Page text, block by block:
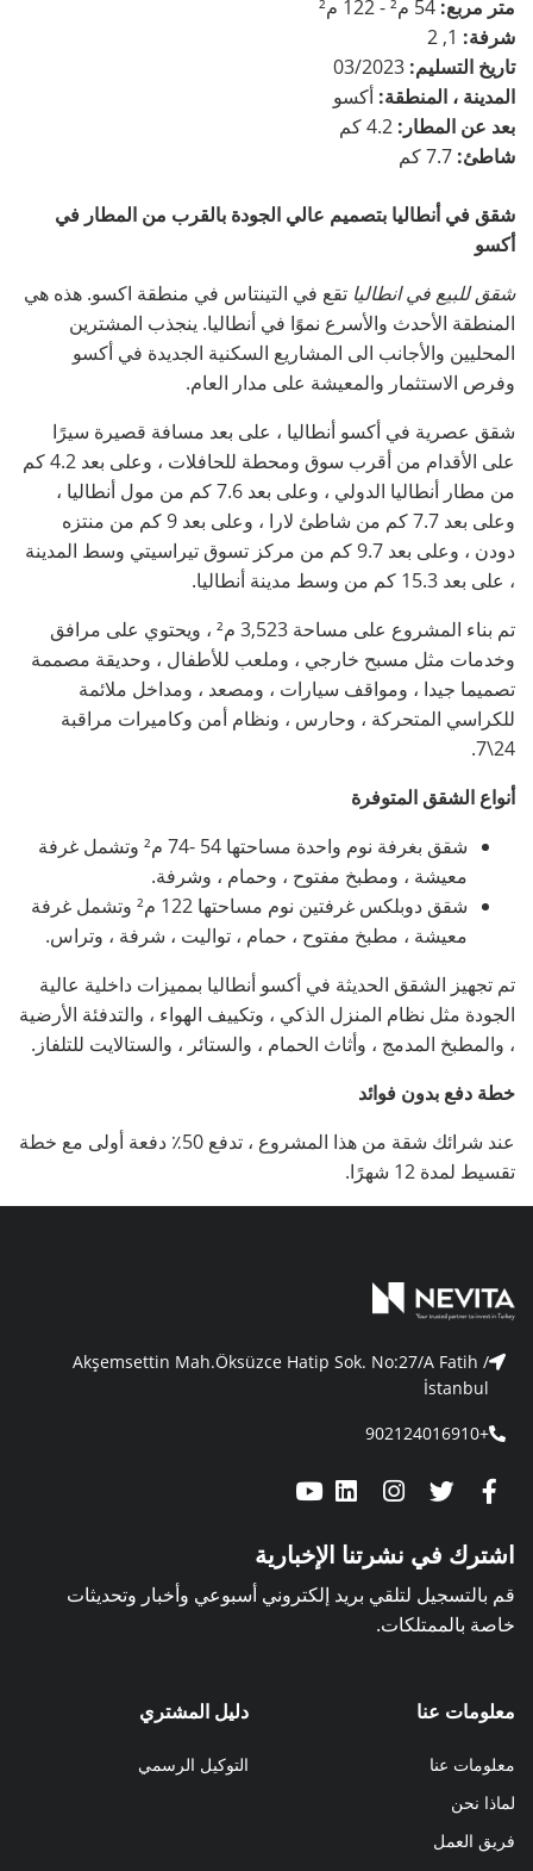
متر مربع: 54 م² - 122 م²
شرفة: 1, 2
تاريخ التسليم:
المدينة ، المنطقة: أكسو
بعد عن المطار:
شاطئ:
شقق في أنطاليا بتصميم عالي الجودة بالقرب من المطار في
أكسو
شقق للبيع في انطاليا تقع في التينتاس في منطقة اكسو. هذه هي
المنطقة الأحدث والأسرع نموًا في أنطاليا. ينجذب المشترين
المحليين والأجانب الى المشاريع السكنية الجديدة في أكسو
وفرص الاستثمار والمعيشة على مدار العام.
شقق عصرية في أكسو أنطاليا ، على بعد مسافة قصيرة سيرًا
على الأقدام من أقرب سوق ومحطة للحافلات ، وعلى بعد 4.2 كم
من مطار أنطاليا الدولي ، وعلى بعد 7.6 كم من مول أنطاليا ،
وعلى بعد 7.7 كم من شاطئ لارا ، وعلى بعد 9 كم من منتزه
دودن ، وعلى بعد 9.7 كم من مركز تسوق تيراسيتي وسط المدينة
، على بعد 15.3 كم من وسط مدينة أنطاليا.
تم بناء المشروع على مساحة 3,523 م² ، ويحتوي على مرافق
وخدمات مثل مسبح خارجي ، وملعب للأطفال ، وحديقة مصممة
تصميما جيدا ، ومواقف سيارات ، ومصعد ، ومداخل ملائمة
للكراسي المتحركة ، وحارس ، ونظام أمن وكاميرات مراقبة
24\7.
أنواع الشقق المتوفرة
شقق بغرفة نوم واحدة مساحتها 54 -74 م² وتشمل غرفة
معيشة ، ومطبخ مفتوح ، وحمام ، وشرفة.
شقق دوبلكس غرفتين نوم مساحتها 122 م² وتشمل غرفة
معيشة ، مطبخ مفتوح ، حمام ، تواليت ، شرفة ، وتراس.
تم تجهيز الشقق الحديثة في أكسو أنطاليا بمميزات داخلية عالية
الجودة مثل نظام المنزل الذكي ، وتكييف الهواء ، والتدفئة الأرضية
، والمطبخ المدمج ، وأثاث الحمام ، والستائر ، والستالايت للتلفاز.
خطة دفع بدون فوائد
عند شرائك شقة من هذا المشروع ، تدفع 50٪ دفعة أولى مع خطة
تقسيط لمدة 12 شهرًا.
Akşemsettin Mah.Öksüzce Hatip Sok. No:27/A Fatih /
İstanbul
+902124016910
اشترك في نشرتنا الإخبارية
قم بالتسجيل لتلقي بريد إلكتروني أسبوعي وأخبار وتحديثات
خاصة بالممتلكات.
معلومات عنا
معلومات عنا
لماذا نحن
فريق العمل
دليل المشتري
التوكيل الرسمي